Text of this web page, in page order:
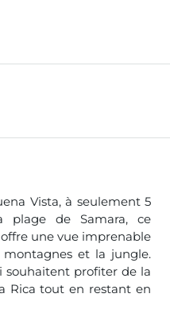
Vista, à seulement 5
de Samara, ce
une vue imprenable
et la jungle.
souhaitent profiter de la
Rica tout en restant en